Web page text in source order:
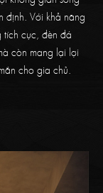
định. Với khả năng
tích cực, đèn đá
còn mang lại lợi
cho gia chủ.